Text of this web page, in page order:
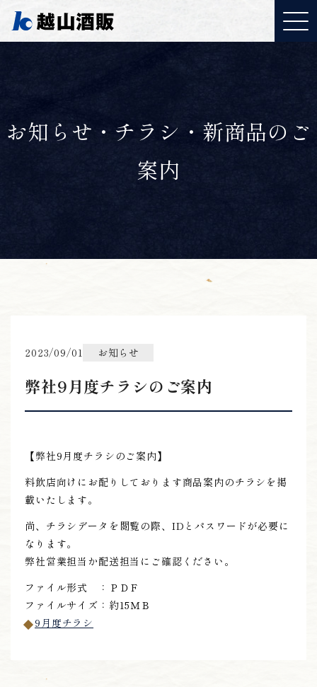
た
ONLINE SHOP
受付時間
※上記時間以外は留守番電話にて対応
お知らせ・チラシ・新商品のご
案内
2023/09/01 お知らせ
弊社9月度チラシのご案内
【弊社9月度チラシのご案内】
料飲店向けにお配りしております商品案内のチラシを掲
載いたします。
尚、チラシデータを閲覧の際、IDとパスワードが必要に
なります。
弊社営業担当か配送担当にご確認ください。
ファイル形式 ：ＰＤＦ
ファイルサイズ：約15ＭＢ
9月度チラシ